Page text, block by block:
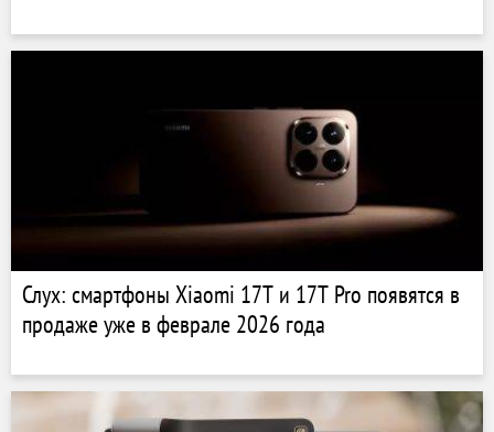
Слух: смартфоны Xiaomi 17T и 17T Pro появятся в
продаже уже в феврале 2026 года